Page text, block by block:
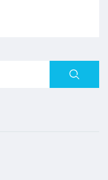
Pesquisar